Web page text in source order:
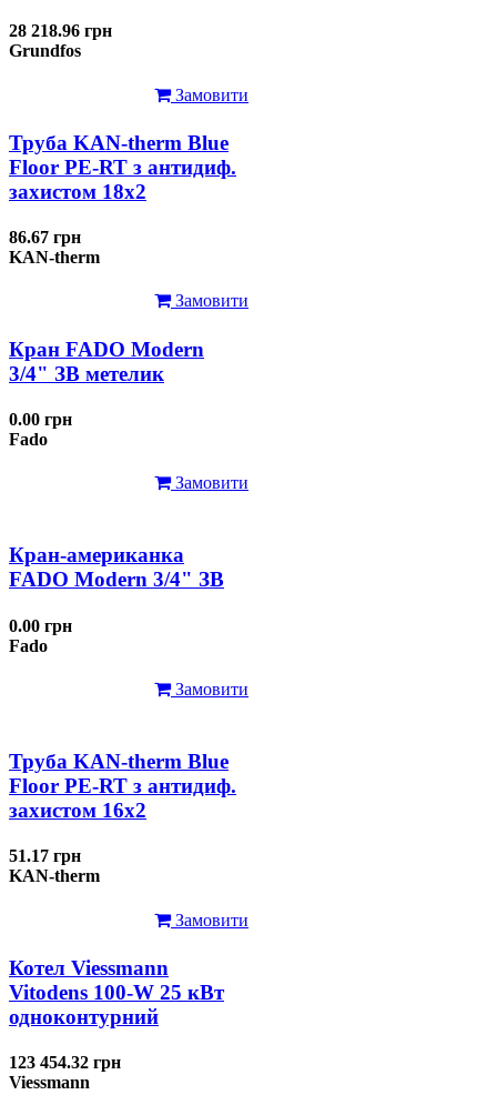
28 218.96 грн
Grundfos
Замовити
Труба KAN-therm Blue
Floor PE-RT з антидиф.
захистом 18х2
86.67 грн
KAN-therm
Замовити
Кран FADO Modern
3/4" ЗВ метелик
0.00 грн
Fado
Замовити
Кран-американка
FADO Modern 3/4" ЗВ
0.00 грн
Fado
Замовити
Труба KAN-therm Blue
Floor PE-RT з антидиф.
захистом 16х2
51.17 грн
KAN-therm
Замовити
Котел Viessmann
Vitodens 100-W 25 кВт
одноконтурний
123 454.32 грн
Viessmann